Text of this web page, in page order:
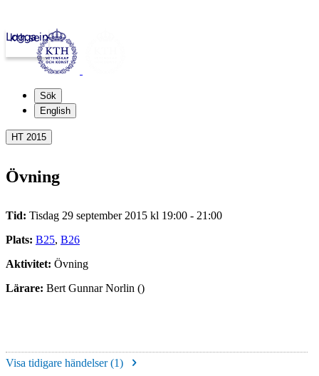
kth.se
Logga in
Sök
English
HT 2015
Övning
Tid: Tisdag 29 september 2015 kl 19:00 - 21:00
Plats: B25, B26
Aktivitet: Övning
Lärare: Bert Gunnar Norlin ()
Visa tidigare händelser (1)